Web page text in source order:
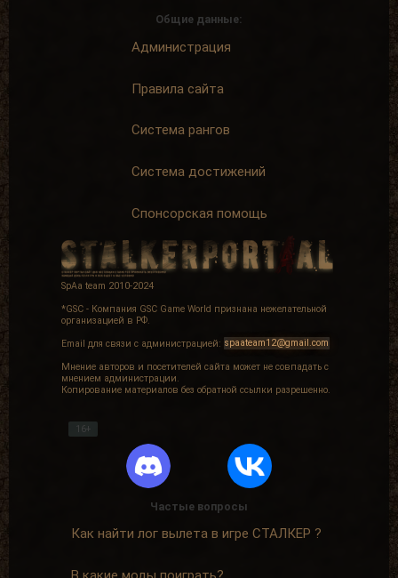
Общие данные:
Администрация
Правила сайта
Система рангов
Система достижений
Спонсорская помощь
SpAa team 2010-2024
*GSC - Компания GSC Game World признана нежелательной
организацией в РФ.
Email для связи с администрацией: spaateam12@gmail.com
Мнение авторов и посетителей сайта может не совпадать с
мнением администрации.
Копирование материалов без обратной ссылки разрешенно.
16+
Частые вопросы
Как найти лог вылета в игре СТАЛКЕР ?